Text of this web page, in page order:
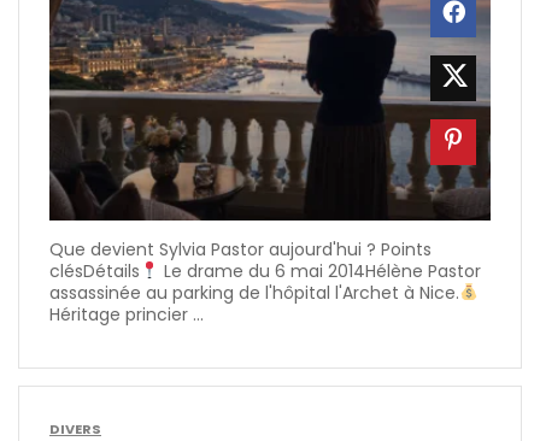
Que devient Sylvia Pastor aujourd'hui ? Points
clésDétails
Le drame du 6 mai 2014Hélène Pastor
assassinée au parking de l'hôpital l'Archet à Nice.
Héritage princier ...
DIVERS